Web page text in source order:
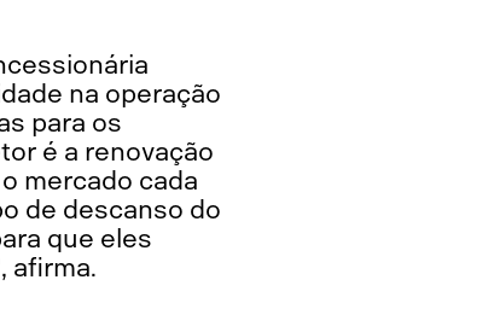
na operação
para os
é a renovação
mercado cada
de descanso do
que eles
afirma.